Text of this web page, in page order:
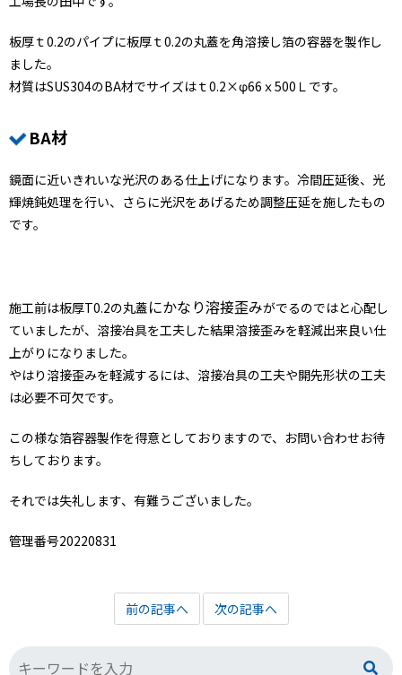
板厚ｔ0.2のパイプに板厚ｔ0.2の丸蓋を角溶接し箔の容器を製作し
ました。
材質はSUS304のBA材でサイズはｔ0.2×φ66ｘ500Ｌです。
BA材
鏡面に近いきれいな光沢のある仕上げになります。冷間圧延後、光
輝焼鈍処理を行い、さらに光沢をあげるため調整圧延を施したもの
です。
施工前は板厚T0.2の丸蓋にかなり溶接歪みがでるのではと心配し
ていましたが、溶接冶具を工夫した結果溶接歪みを軽減出来良い仕
上がりになりました。
やはり溶接歪みを軽減するには、溶接冶具の工夫や開先形状の工夫
は必要不可欠です。
この様な箔容器製作を得意としておりますので、お問い合わせお待
ちしております。
それでは失礼します、有難うございました。
管理番号20220831
前の記事へ 次の記事へ